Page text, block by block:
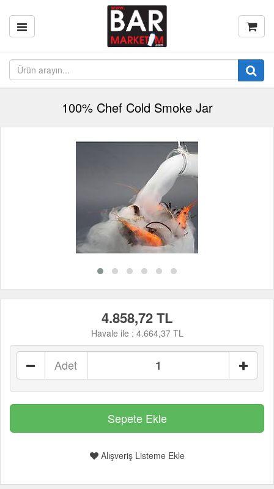
100% Chef Cold Smoke Jar
4.858,72 TL
Havale ile : 4.664,37 TL
Adet
Alışveriş Listeme Ekle